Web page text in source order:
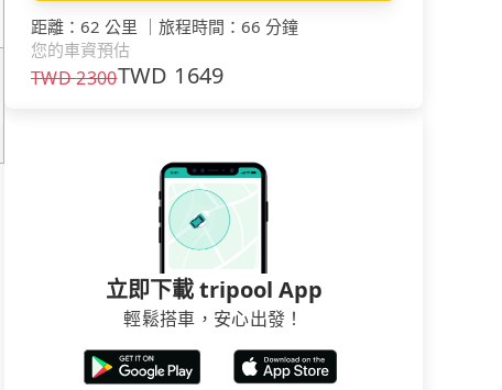
距離 ： 62 公里 ｜ 旅程時間 ： 66 分鐘
您的車資預估
TWD2300TWD 1649
立即下載 tripool App
輕鬆搭車，安心出發！